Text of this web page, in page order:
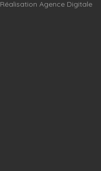
Réalisation Agence Digitale